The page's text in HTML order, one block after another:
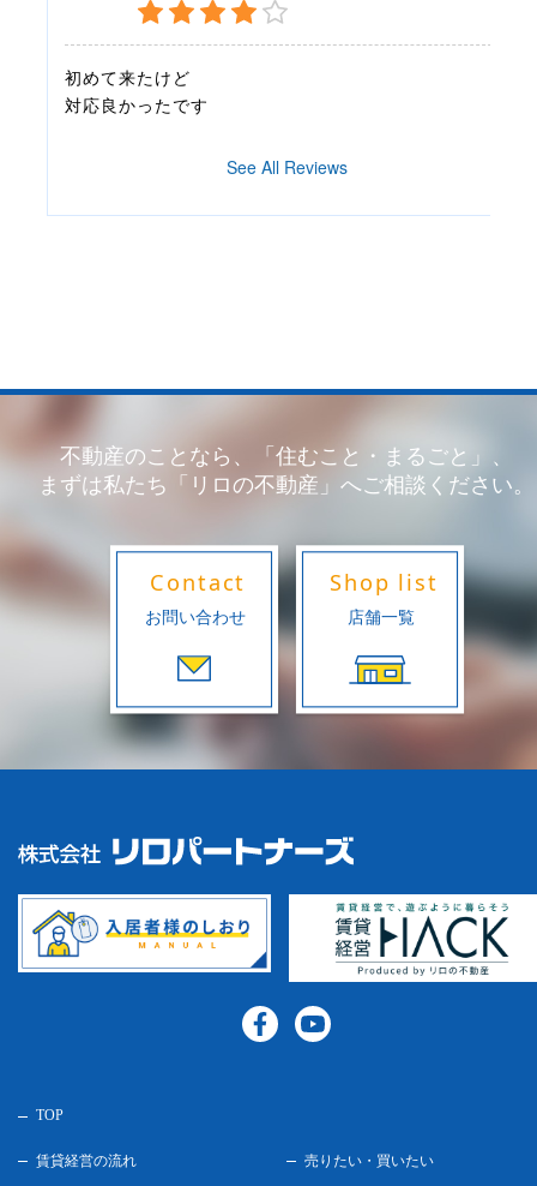
初めて来たけど
対応良かったです
See All Reviews
不動産のことなら、「住むこと・まるごと」、
まずは私たち「リロの不動産」へご相談ください。
TOP
賃貸経営の流れ 売りたい・買いたい